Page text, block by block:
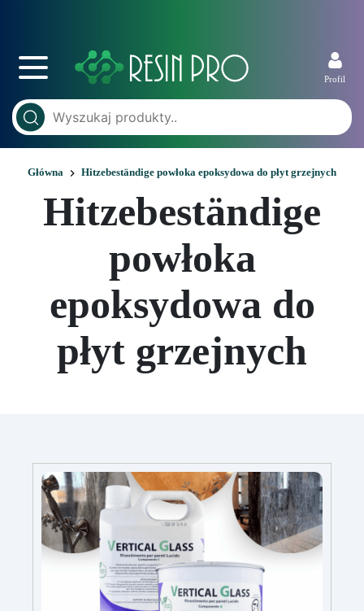
Profil
Główna Hitzebeständige powłoka epoksydowa do płyt grzejnych
Hitzebeständige
powłoka
epoksydowa do
płyt grzejnych